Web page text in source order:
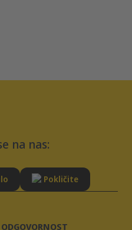
na nas:
Pokličite
ODGOVORNOST